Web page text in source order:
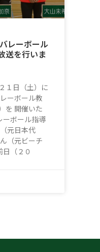
レーボール
送を行いま
１日（土）に
ーボール教
を 開催いた
ボール指導
元日本代
（元ビーチ
（２０